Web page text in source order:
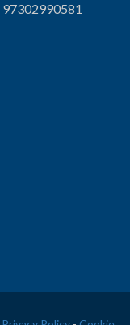
97302990581